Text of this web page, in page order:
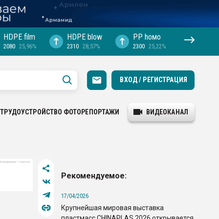
HDPE film
2080 25,96%
HDPE blow
2310 28,57%
PP hомо
2300 25,22%
ВХОД / РЕГИСТРАЦИЯ
ТРУДОУСТРОЙСТВО ФОТОРЕПОРТАЖИ ВИДЕОКАНАЛ
Рекомендуемое:
17/04/2026
Крупнейшая мировая выставка